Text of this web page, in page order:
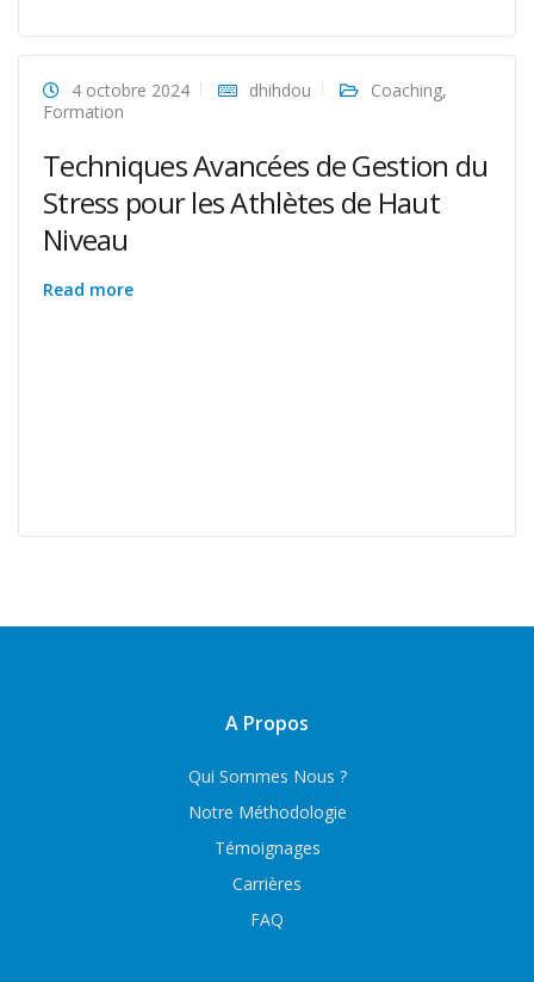
4 octobre 2024 dhihdou Coaching,
Formation
Techniques Avancées de Gestion du
Stress pour les Athlètes de Haut
Niveau
Read more
A Propos
Qui Sommes Nous ?
Notre Méthodologie
Témoignages
Carrières
FAQ